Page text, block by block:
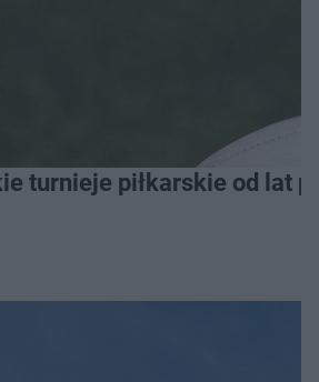
turnieje piłkarskie od lat